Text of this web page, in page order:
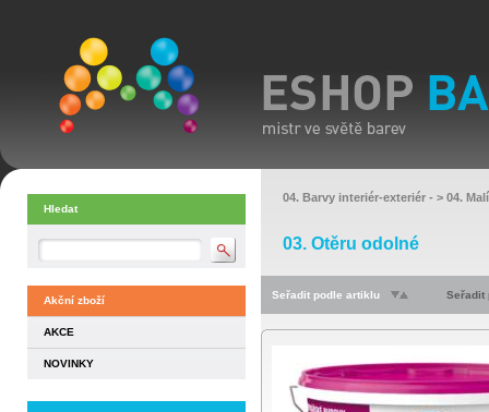
Hledat
Akční zboží
AKCE
NOVINKY
04. Barvy interiér-exteriér - > 04.
03. Otěru odolné
Seřadit podle artiklu Seřadit